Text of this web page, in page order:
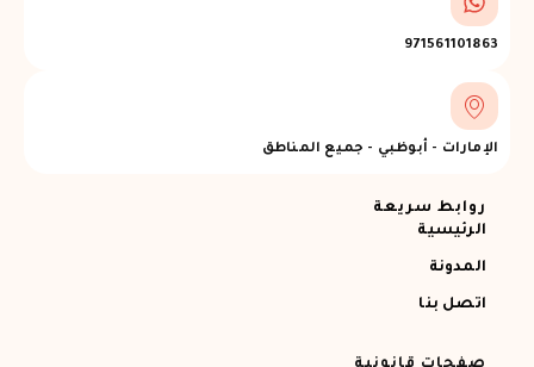
971561101863
الإمارات - أبوظبي - جميع المناطق
روابط سريعة
الرئيسية
المدونة
اتصل بنا